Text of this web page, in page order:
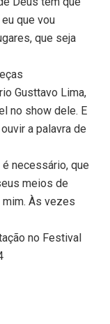
que vou
que seja
Gusttavo Lima,
no show dele. E
a palavra de
necessário, que
meios de
mim. Às vezes
no Festival